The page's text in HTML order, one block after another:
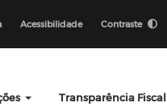
Acessibilidade Contraste
Transparência Fiscal